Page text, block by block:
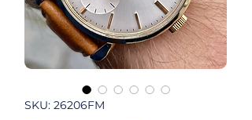
SKU: 26206FM